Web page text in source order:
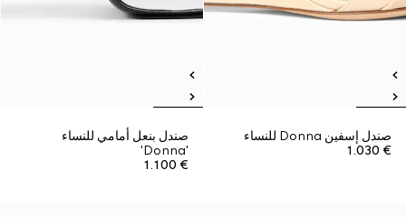
صندل إسفين Donna للنساء
€ 1.030
صندل بنعل أمامي للنساء
'Donna'
€ 1.100